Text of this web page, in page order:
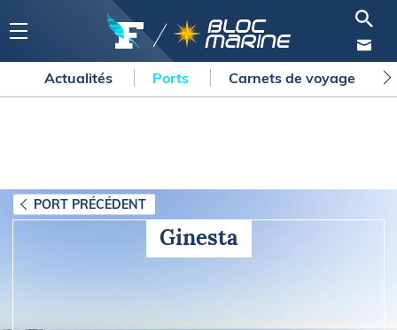
Actualités Ports Carnets de voyage
PORT PRÉCÉDENT
Ginesta